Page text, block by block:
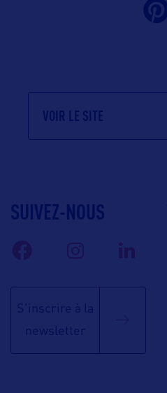
VOIR LE SITE
SUIVEZ-NOUS
S'inscrire à la
newsletter